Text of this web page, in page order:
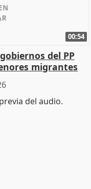
00:54
del PP
migrantes